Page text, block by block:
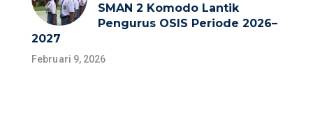
SMAN 2 Komodo Lantik
Pengurus OSIS Periode 2026–
2027
Februari 9, 2026